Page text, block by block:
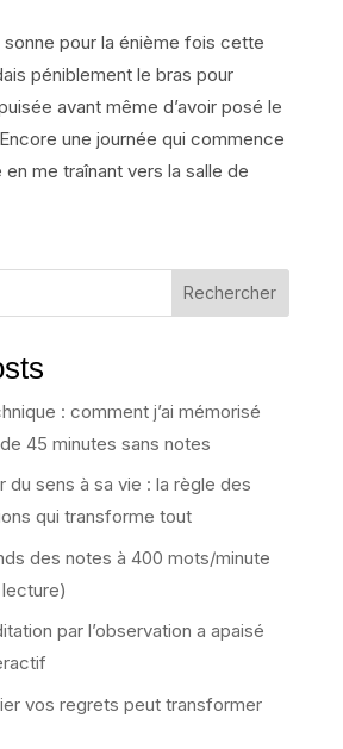
pour la énième fois cette
péniblement le bras pour
avant même d’avoir posé le
une journée qui commence
me traînant vers la salle de
Rechercher
: comment j’ai mémorisé
45 minutes sans notes
du sens à sa vie : la règle des
qui transforme tout
des notes à 400 mots/minute
par l’observation a apaisé
vos regrets peut transformer